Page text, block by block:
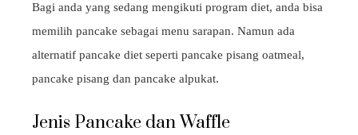
Bagi anda yang sedang mengikuti program diet, anda bisa
memilih pancake sebagai menu sarapan. Namun ada
alternatif pancake diet seperti pancake pisang oatmeal,
pancake pisang dan pancake alpukat.
Jenis Pancake dan Waffle